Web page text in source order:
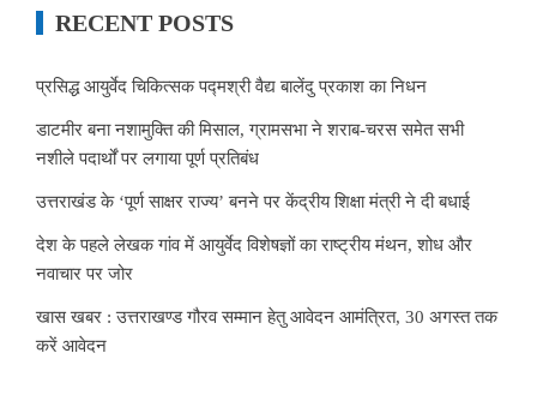
RECENT POSTS
प्रसिद्ध आयुर्वेद चिकित्सक पद्मश्री वैद्य बालेंदु प्रकाश का निधन
डाटमीर बना नशामुक्ति की मिसाल, ग्रामसभा ने शराब-चरस समेत सभी
नशीले पदार्थों पर लगाया पूर्ण प्रतिबंध
उत्तराखंड के ‘पूर्ण साक्षर राज्य’ बनने पर केंद्रीय शिक्षा मंत्री ने दी बधाई
देश के पहले लेखक गांव में आयुर्वेद विशेषज्ञों का राष्ट्रीय मंथन, शोध और
नवाचार पर जोर
खास खबर : उत्तराखण्ड गौरव सम्मान हेतु आवेदन आमंत्रित, 30 अगस्त तक
करें आवेदन